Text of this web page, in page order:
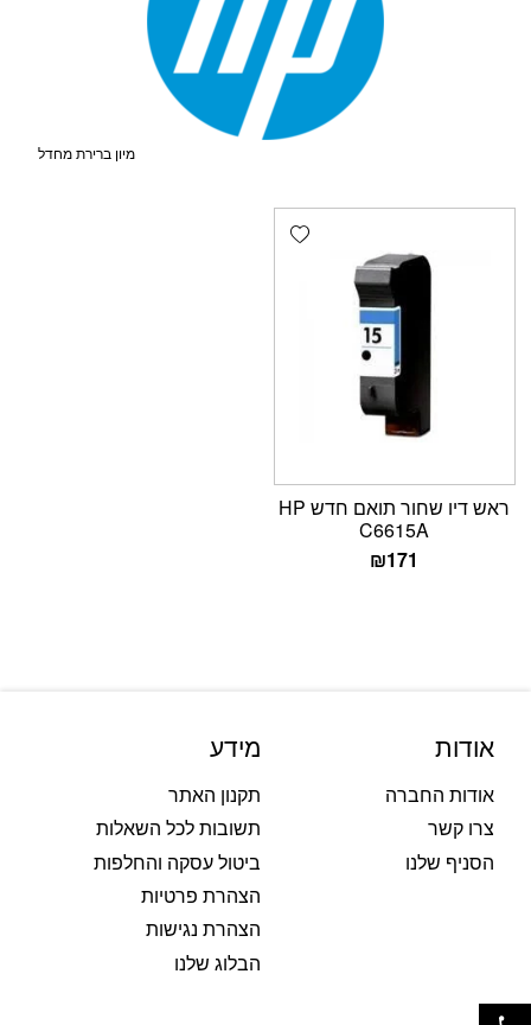
Add wishlist
ראש דיו שחור תואם חדש HP
C6615A
₪171
אודות
אודות החברה
צרו קשר
הסניף שלנו
מידע
תקנון האתר
תשובות לכל השאלות
ביטול עסקה והחלפות
הצהרת פרטיות
הצהרת נגישות
הבלוג שלנו
פתח סרגל נגישות